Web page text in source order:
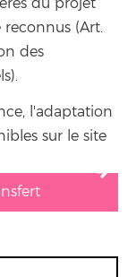
(Art.
des
l'adaptation
sur le site